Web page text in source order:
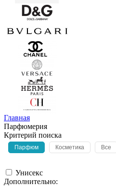
Главная
Парфюмерия
Критерий поиска
Парфюм Косметика Все
Унисекс
Дополнительно: